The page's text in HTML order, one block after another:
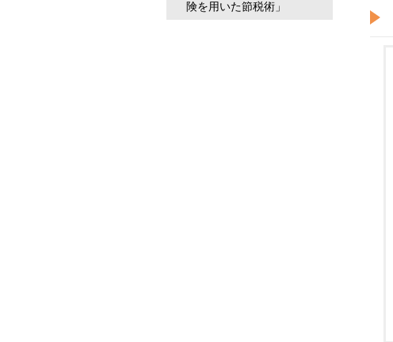
険を用いた節税術」